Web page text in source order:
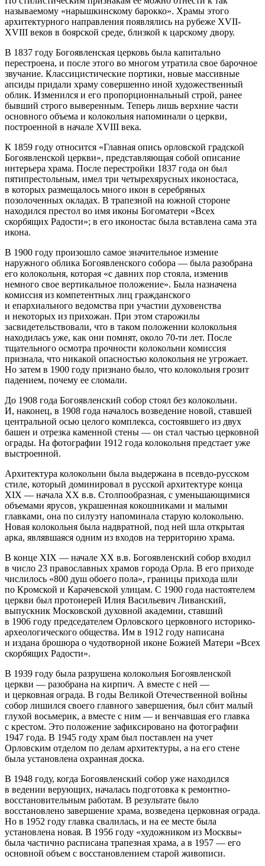
называемому «нарышкинскому барокко». Храмы этого
архитектурного направления появлялись на рубеже XVII-
XVIII веков в боярской среде, близкой к царскому двору.
В 1837 году Богоявленская церковь была капитально
перестроена, и после этого во многом утратила свое барочное
звучание. Классицистические портики, новые массивные
апсиды придали храму совершенно иной художественный
облик. Изменился и его пропорционнальный строй, ранее
бывший строго выверенным. Теперь лишь верхние части
основного объема и колокольня напоминали о церкви,
построенной в начале XVIII века.
К 1859 году относится «Главная опись орловской градской
Богоявленской церкви», представляющая собой описание
интерьера храма. После перестройки 1837 года он был
пятипрестольным, имел три четырехярусных иконостаса,
в которых размещалось много икон в серебряных
позолоченных окладах. В трапезной на южной стороне
находился престол во имя иконы Богоматери «Всех
скорбящих Радости»; в его иконостас была вставлена сама эта
икона.
В 1900 году произошло самое значительное измение
наружного облика Богоявленского собора — была разобрана
его колокольня, которая «с давних пор стояла, изменив
немного свое вертикальное положение». Была назначена
комиссия из компетентных лиц гражданского
и епархиального ведомства при участии духовенства
и некоторых из прихожан. При этом старожилы
засвидетельствовали, что в таком положении колокольня
находилась уже, как они помнят, около 70-ти лет. После
тщательного осмотра прочности колокольни комиссия
признала, что никакой опасностью колокольня не угрожает.
Но затем в 1900 году признано было, что колокольня грозит
падением, почему ее сломали.
До 1908 года Богоявленский собор стоял без колокольни.
И, наконец, в 1908 года началось возведение новой, ставшей
центральной осью целого комплекса, состоявшего из двух
башен и отрезка каменной стены — он стал частью церковной
ограды. На фотографии 1912 года колокольня предстает уже
выстроенной.
Архитектура колокольни была выдержана в псевдо-русском
стиле, который доминировал в русской архитектуре конца
XIX — начала XX в.в. Столпообразная, с уменьшающимися
объемами ярусов, украшенная кокошниками и малыми
главками, она по силуэту напоминала старую колокольню.
Новая колокольня была надвратной, под ней шла открытая
арка, являвшаяся одним из входов на территорию храма.
В конце XIX — начале XX в.в. Богоявленский собор входил
в число 23 православных храмов города Орла. В его приходе
числилось «800 душ обоего пола», границы прихода шли
по Кромской и Карачевской улицам. С 1900 года настоятелем
церкви был протоиерей Илия Васильевич Ливанский,
выпускник Московской духовной академии, ставший
в 1906 году председателем Орловского церковного историко-
археологического общества. Им в 1912 году написана
и издана брошюра о чудотворной иконе Божией Матери «Всех
скорбящих Радости».
В 1939 году была разрушена колокольня Богоявленской
церкви — разобрана на кирпич. А вместе с ней —
и церковная ограда. В годы Великой Отечественной войны
собор лишился своего главного завершения, был сбит малый
глухой восьмерик, а вместе с ним — и венчавшая его главка
с крестом. Это положение зафиксировано на фотографии
1947 года. В 1945 году храм был поставлен на учет
Орловским отделом по делам архитектуры, а на его стене
была установлена охранная доска.
В 1948 году, когда Богоявленский собор уже находился
в ведении верующих, началась подготовка к ремонтно-
восстановительным работам. В результате было
восстановлено завершение храма, возведена церковная ограда.
Но в 1952 году главка свалилась, и на ее месте была
установлена новая. В 1956 году «художником из Москвы»
была частично расписана трапезная храма, а в 1957 — его
основной объем с восстановлением старой живописи.